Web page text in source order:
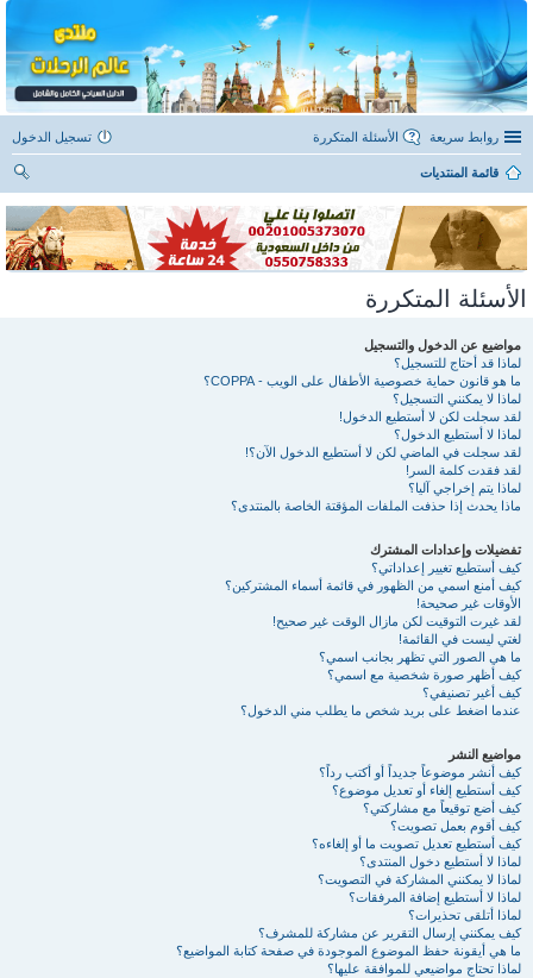
روابط سريعة الأسئلة المتكررة تسجيل الدخول
قائمة المنتديات
ث
الأسئلة المتكررة
مواضيع عن الدخول والتسجيل
لماذا قد أحتاج للتسجيل؟
ما هو قانون حماية خصوصية الأطفال على الويب - COPPA؟
لماذا لا يمكنني التسجيل؟
لقد سجلت لكن لا أستطيع الدخول!
لماذا لا أستطيع الدخول؟
لقد سجلت في الماضي لكن لا أستطيع الدخول الآن؟!
لقد فقدت كلمة السر!
لماذا يتم إخراجي آليا؟
ماذا يحدث إذا حذفت الملفات المؤقتة الخاصة بالمنتدى؟
تفضيلات وإعدادات المشترك
كيف أستطيع تغيير إعداداتي؟
كيف أمنع اسمي من الظهور في قائمة أسماء المشتركين؟
الأوقات غير صحيحة!
لقد غيرت التوقيت لكن مازال الوقت غير صحيح!
لغتي ليست في القائمة!
ما هي الصور التي تظهر بجانب اسمي؟
كيف أظهر صورة شخصية مع اسمي؟
كيف أغير تصنيفي؟
عندما اضغط على بريد شخص ما يطلب مني الدخول؟
مواضيع النشر
كيف أنشر موضوعاً جديداً أو أكتب رداً؟
كيف أستطيع إلغاء أو تعديل موضوع؟
كيف أضع توقيعاً مع مشاركتي؟
كيف أقوم بعمل تصويت؟
كيف أستطيع تعديل تصويت ما أو إلغاءه؟
لماذا لا أستطيع دخول المنتدى؟
لماذا لا يمكنني المشاركة في التصويت؟
لماذا لا أستطيع إضافة المرفقات؟
لماذا أتلقى تحذيرات؟
كيف يمكنني إرسال التقرير عن مشاركة للمشرف؟
ما هي أيقونة حفظ الموضوع الموجودة في صفحة كتابة المواضيع؟
لماذا تحتاج مواضيعي للموافقة عليها؟